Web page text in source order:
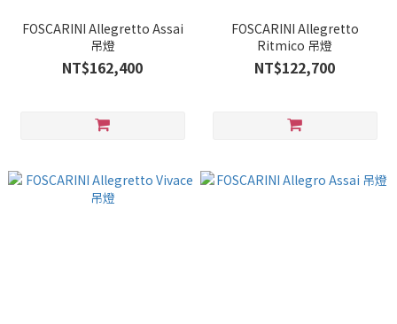
FOSCARINI Allegretto Assai
吊燈
NT$162,400
FOSCARINI Allegretto
Ritmico 吊燈
NT$122,700